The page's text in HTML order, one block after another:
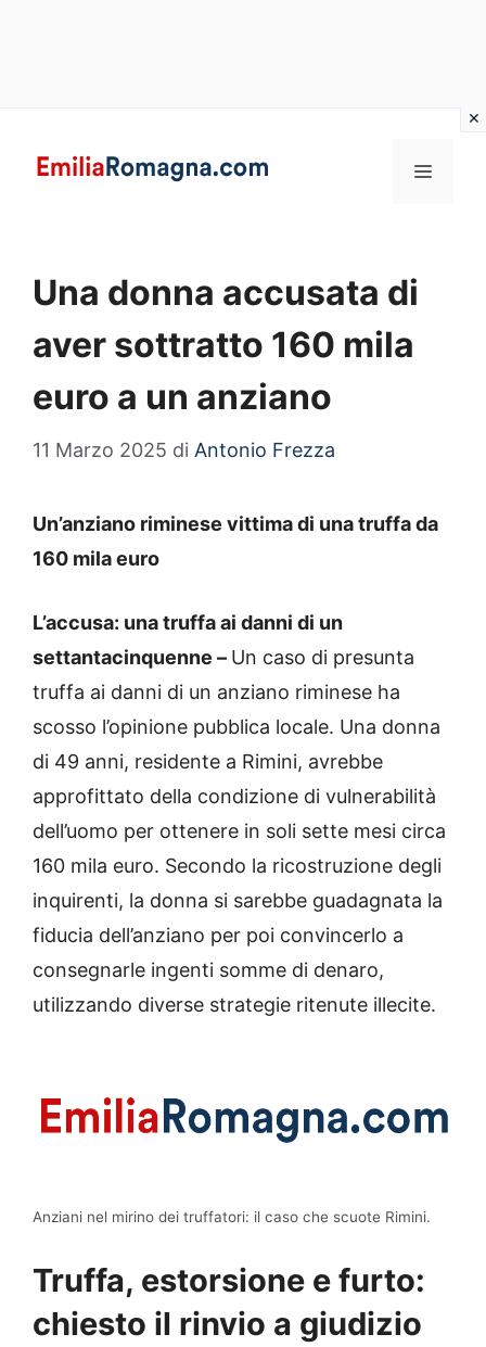
MENU
Una donna accusata di
aver sottratto 160 mila
euro a un anziano
11 Marzo 2025 di Antonio Frezza
Un’anziano riminese vittima di una truffa da
160 mila euro
L’accusa: una truffa ai danni di un
settantacinquenne – Un caso di presunta
truffa ai danni di un anziano riminese ha
scosso l’opinione pubblica locale. Una donna
di 49 anni, residente a Rimini, avrebbe
approfittato della condizione di vulnerabilità
dell’uomo per ottenere in soli sette mesi circa
160 mila euro. Secondo la ricostruzione degli
inquirenti, la donna si sarebbe guadagnata la
fiducia dell’anziano per poi convincerlo a
consegnarle ingenti somme di denaro,
utilizzando diverse strategie ritenute illecite.
Anziani nel mirino dei truffatori: il caso che scuote Rimini.
Truffa, estorsione e furto:
chiesto il rinvio a giudizio